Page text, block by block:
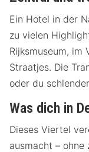
Ein Hotel in der
zu vielen
Rijksmuseum, im
Straatjes. Die
oder du
Was dich in
Dieses Viertel
ausmacht –